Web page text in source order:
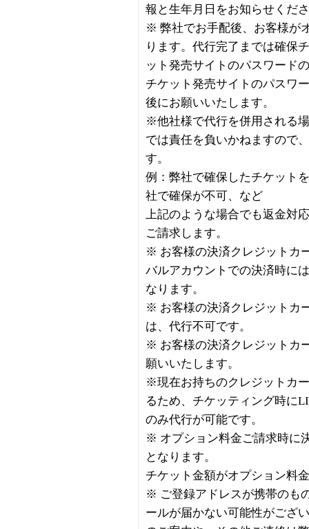
報と生年月日をお知らせくだ
※ 弊社でお手配後、お客様が
ります。代行完了までは確保
ット発売サイトのパスワード
チケット発売サイトのパスワ
後にお願いいたします。
※他社様で代行を併用される
では責任を負いかねますので
す。
例：弊社で確保したチケット
社で確保が不可、など
上記のような場合でも返金対
ご請求します。
※ お客様の決済クレジットカ
バルアカウントでの決済時に
なります。
※ お客様の決済クレジットカ
は、代行不可です。
※ お客様の決済クレジットカ
願いいたします。
※現在お持ちのクレジットカ
るため、チケッティング時に
のみ代行が可能です。
※ オプション料金ご請求時に
となります。
チケット金額がオプション料
※ ご登録アドレスが携帯のも
ールが届かない可能性がござ